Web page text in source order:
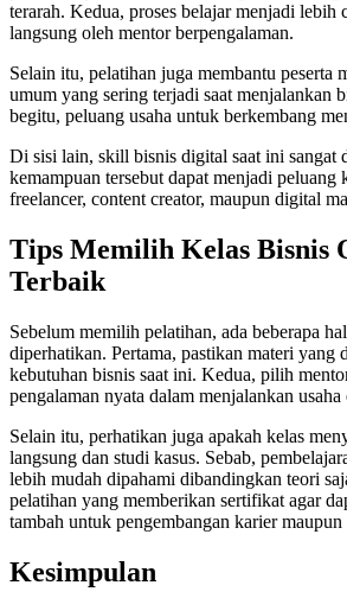
terarah. Kedua, proses belajar menjadi lebih
langsung oleh mentor berpengalaman.
Selain itu, pelatihan juga membantu peserta
umum yang sering terjadi saat menjalankan
begitu, peluang usaha untuk berkembang
Di sisi lain, skill bisnis digital saat ini sangat
kemampuan tersebut dapat menjadi peluang
freelancer, content creator, maupun digital
Tips Memilih Kelas Bisnis
Terbaik
Sebelum memilih pelatihan, ada beberapa
diperhatikan. Pertama, pastikan materi yang
kebutuhan bisnis saat ini. Kedua, pilih
pengalaman nyata dalam menjalankan usaha
Selain itu, perhatikan juga apakah kelas
langsung dan studi kasus. Sebab,
lebih mudah dipahami dibandingkan teori
pelatihan yang memberikan sertifikat agar
tambah untuk pengembangan karier maupun
Kesimpulan